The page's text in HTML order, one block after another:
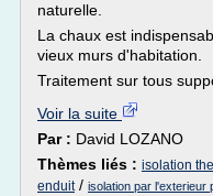
naturelle.
La chaux est
vieux murs d'habitation.
Traitement sur tous
Voir la suite
Par : David LOZANO
Thèmes liés : isolation
enduit/ isolation par l'exterieur